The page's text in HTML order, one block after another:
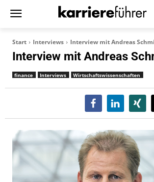
Start Interviews Interview mit Andreas
Interview mit Andreas
finance Interviews Wirtschaftswissenschaften